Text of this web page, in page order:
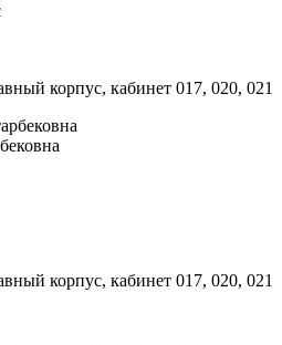
корпус, кабинет 017, 020, 021
корпус, кабинет 017, 020, 021